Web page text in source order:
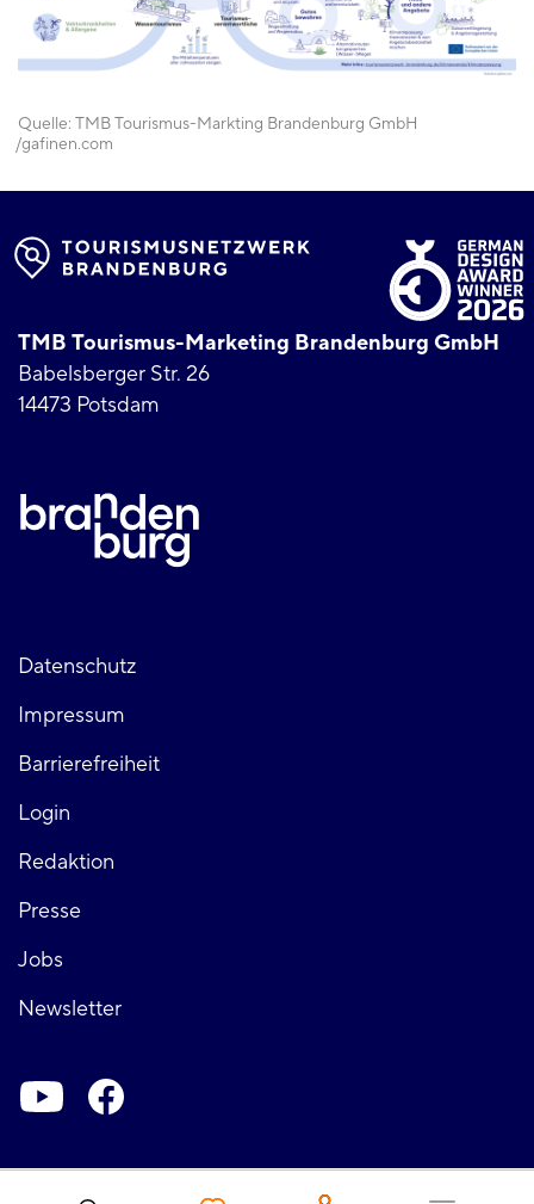
Quelle: TMB Tourismus-Markting Brandenburg GmbH
gafinen.com
TMB Tourismus-Marketing Brandenburg GmbH
Babelsberger Str. 26
14473 Potsdam
Fußzeile
links
Datenschutz
Impressum
Barrierefreiheit
Login
Fußzeile
rechts
Redaktion
Presse
Jobs
Newsletter
Soziale-
Netzwerke